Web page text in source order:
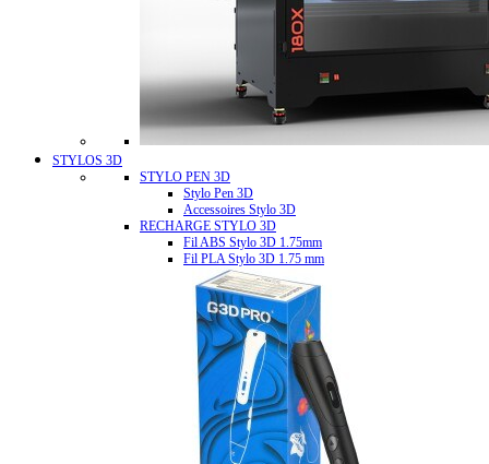
STYLOS 3D
STYLO PEN 3D
Stylo Pen 3D
Accessoires Stylo 3D
RECHARGE STYLO 3D
Fil ABS Stylo 3D 1.75mm
Fil PLA Stylo 3D 1.75 mm